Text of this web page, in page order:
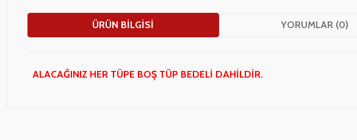
ÜRÜN BILGISI YORUMLAR (0)
ALACAĞINIZ HER TÜPE BOŞ TÜP BEDELİ DAHİLDİR.